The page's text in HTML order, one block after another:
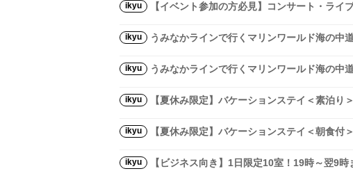
ikyu 【イベント参加の方必見】コンサート・ライ
ikyu うみなかラインで行くマリンワールド海の中
ikyu うみなかラインで行くマリンワールド海の中
ikyu 【夏休み限定】バケーションステイ＜素泊り＞
ikyu 【夏休み限定】バケーションステイ＜朝食付＞
ikyu 【ビジネス向き】1日限定10室！19時～翌9